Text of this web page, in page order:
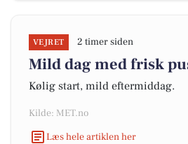
VEJRET 2 timer siden
Mild dag med frisk
Kølig start, mild eftermiddag.
Kilde: MET.no
Læs hele artiklen her